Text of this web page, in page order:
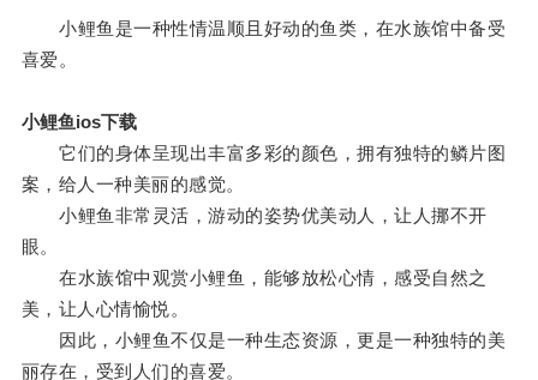
小鲤鱼是一种性情温顺且好动的鱼类，在水族馆中备受
喜爱。
小鲤鱼ios下载
它们的身体呈现出丰富多彩的颜色，拥有独特的鳞片图
案，给人一种美丽的感觉。
小鲤鱼非常灵活，游动的姿势优美动人，让人挪不开
眼。
在水族馆中观赏小鲤鱼，能够放松心情，感受自然之
美，让人心情愉悦。
因此，小鲤鱼不仅是一种生态资源，更是一种独特的美
丽存在，受到人们的喜爱。